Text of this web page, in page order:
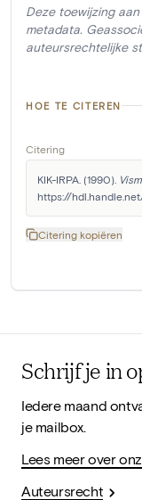
Deze toewijzing
metadata.
auteursrechtelijke
HOE TE CITEREN
Citering
KIK-IRPA. (1990).
https://
Citering kopiëren
Schrijf je in
Iedere maand
je mailbox.
Lees meer over
Auteursrecht